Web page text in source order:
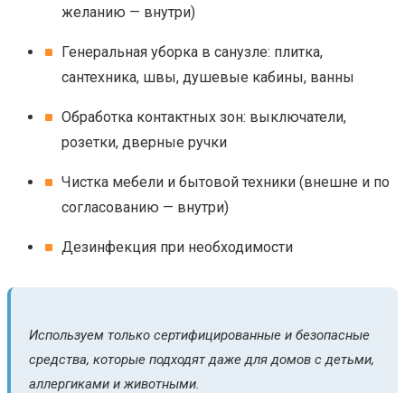
желанию — внутри)
Генеральная уборка в санузле: плитка,
сантехника, швы, душевые кабины, ванны
Обработка контактных зон: выключатели,
розетки, дверные ручки
Чистка мебели и бытовой техники (внешне и по
согласованию — внутри)
Дезинфекция при необходимости
Используем только сертифицированные и безопасные
средства, которые подходят даже для домов с детьми,
аллергиками и животными.